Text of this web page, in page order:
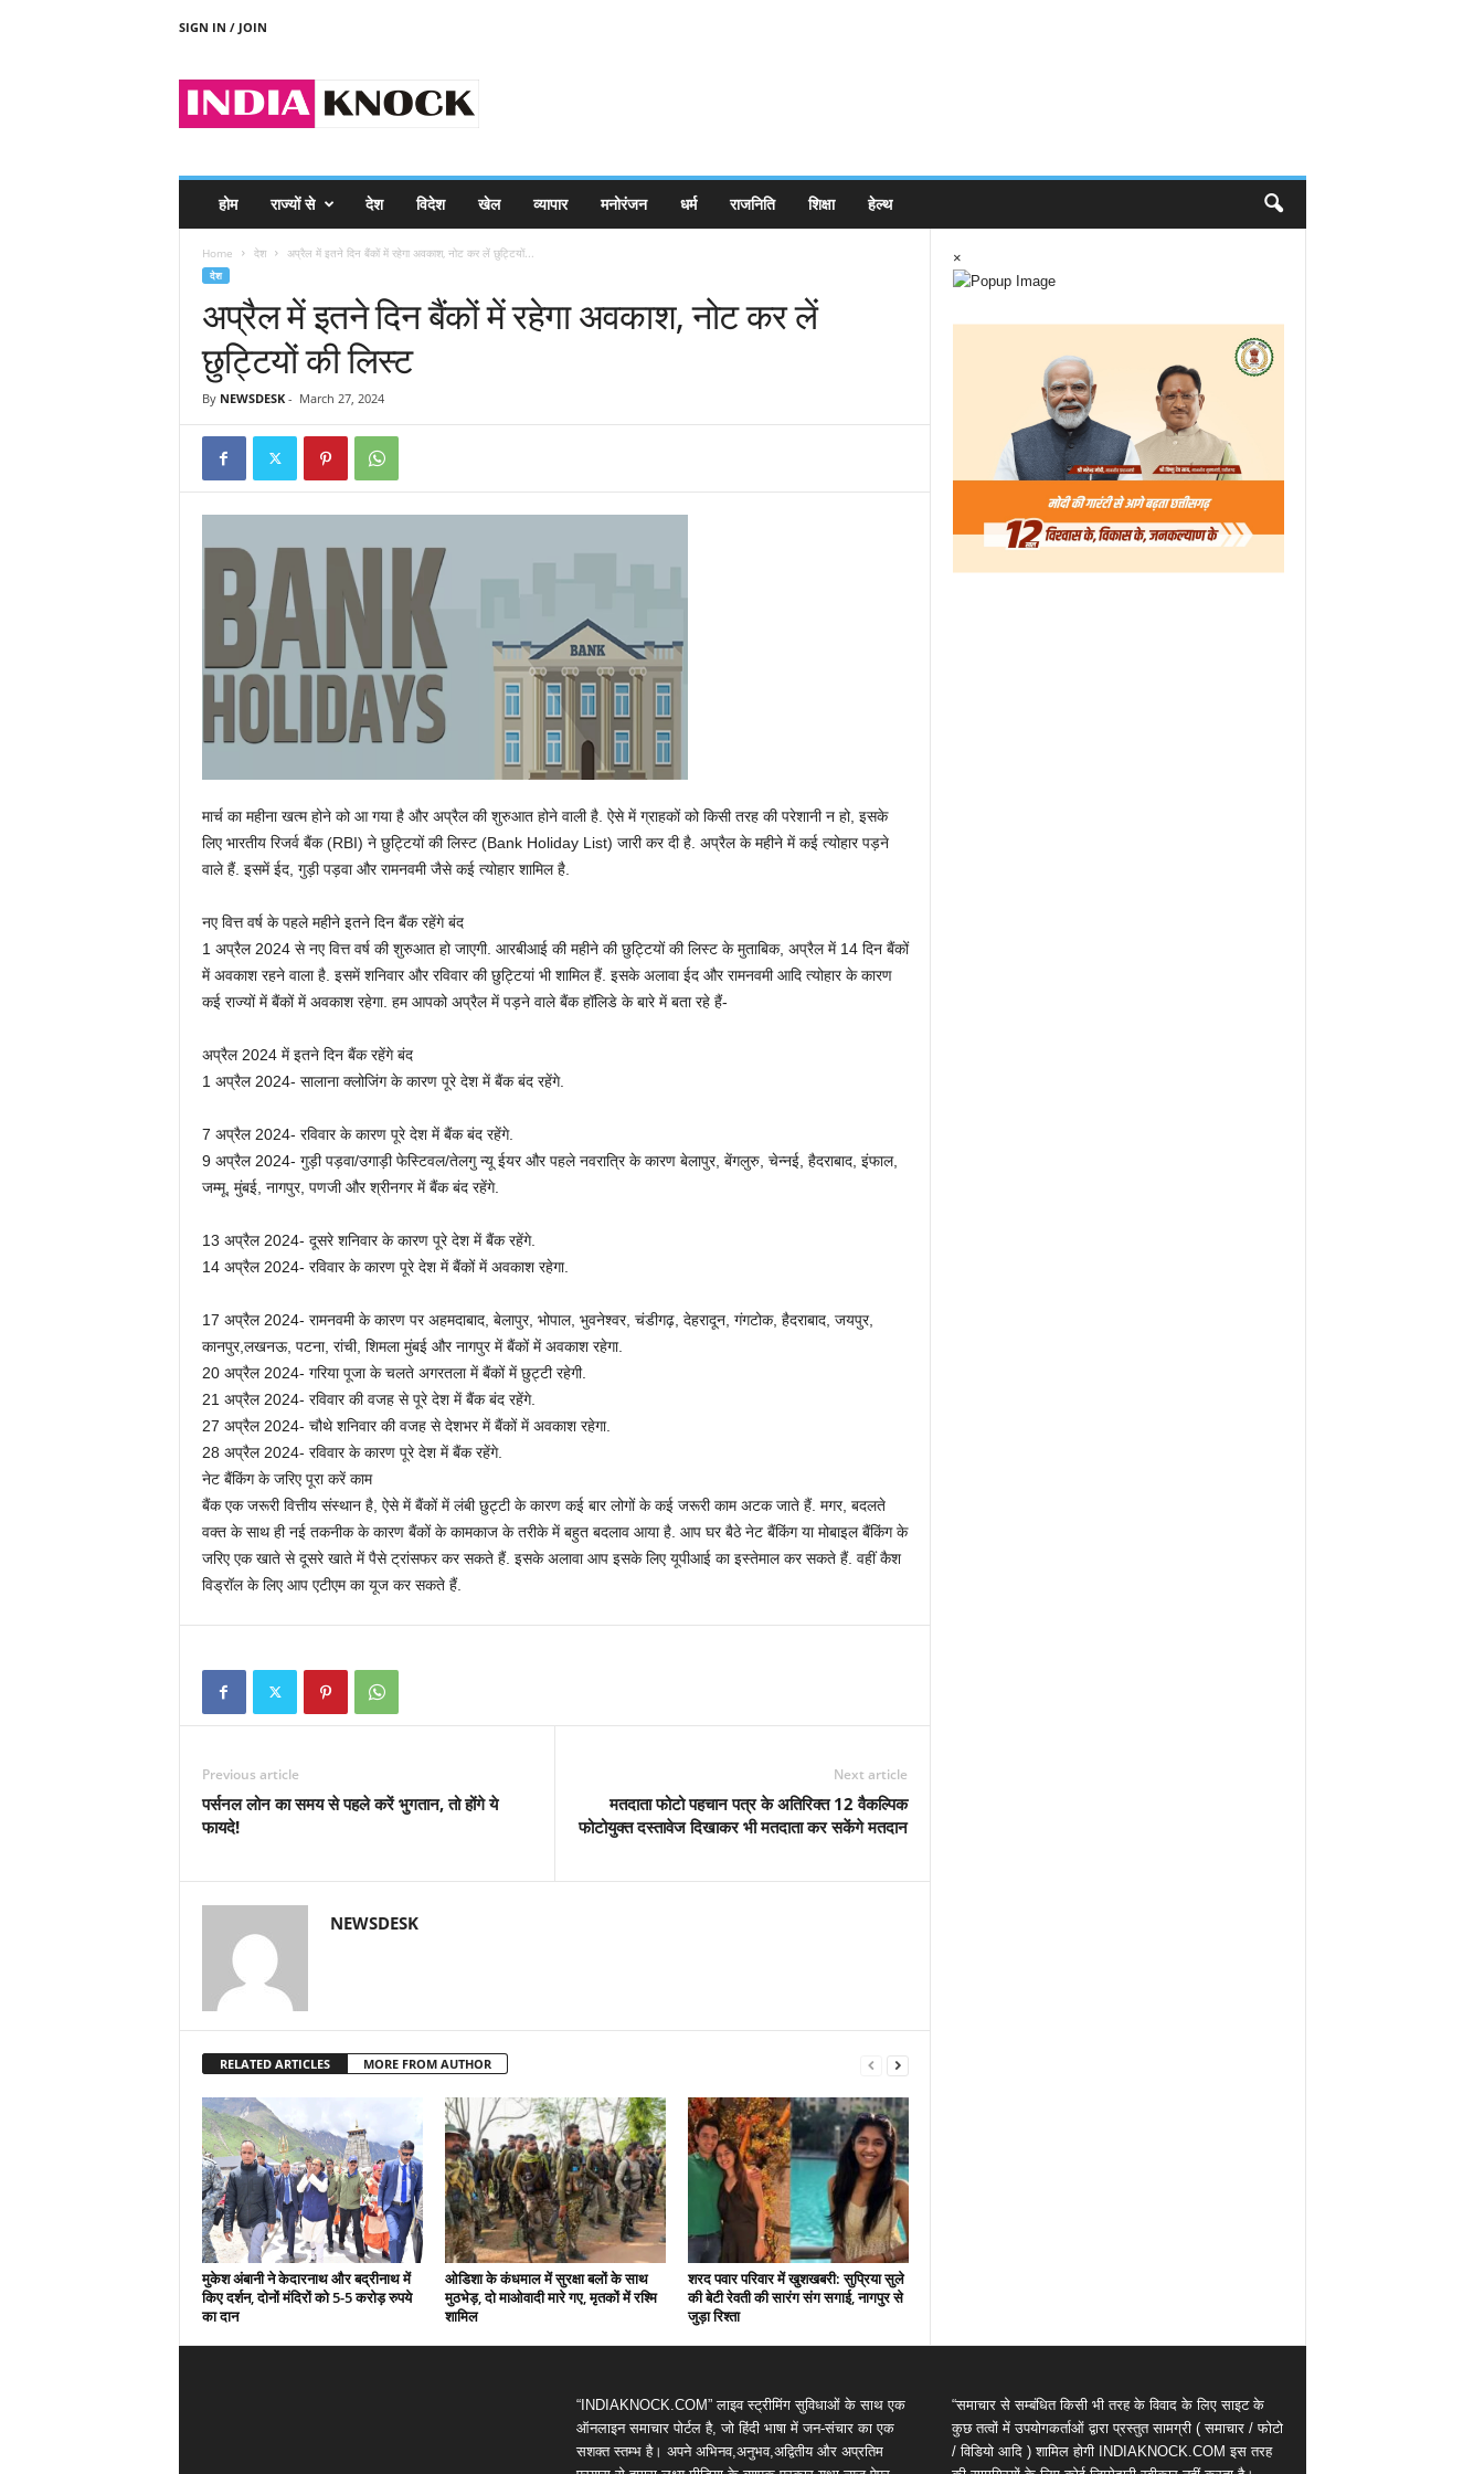
SIGN IN / JOIN
होम राज्यों से देश विदेश खेल व्यापार मनोरंजन धर्म राजनिति शिक्षा हेल्थ
Home देश अप्रैल में इतने दिन बैंकों में रहेगा अवकाश, नोट कर लें छुट्टियों...
देश
अप्रैल में इतने दिन बैंकों में रहेगा अवकाश, नोट कर लें
छुट्टियों की लिस्ट
By NEWSDESK- March 27, 2024
मार्च का महीना खत्म होने को आ गया है और अप्रैल की शुरुआत होने वाली है. ऐसे में ग्राहकों को किसी तरह की परेशानी न हो, इसके
लिए भारतीय रिजर्व बैंक (RBI) ने छुट्टियों की लिस्ट (Bank Holiday List) जारी कर दी है. अप्रैल के महीने में कई त्योहार पड़ने
वाले हैं. इसमें ईद, गुड़ी पड़वा और रामनवमी जैसे कई त्योहार शामिल है.
नए वित्त वर्ष के पहले महीने इतने दिन बैंक रहेंगे बंद
1 अप्रैल 2024 से नए वित्त वर्ष की शुरुआत हो जाएगी. आरबीआई की महीने की छुट्टियों की लिस्ट के मुताबिक, अप्रैल में 14 दिन बैंकों
में अवकाश रहने वाला है. इसमें शनिवार और रविवार की छुट्टियां भी शामिल हैं. इसके अलावा ईद और रामनवमी आदि त्योहार के कारण
कई राज्यों में बैंकों में अवकाश रहेगा. हम आपको अप्रैल में पड़ने वाले बैंक हॉलिडे के बारे में बता रहे हैं-
अप्रैल 2024 में इतने दिन बैंक रहेंगे बंद
1 अप्रैल 2024- सालाना क्लोजिंग के कारण पूरे देश में बैंक बंद रहेंगे.
7 अप्रैल 2024- रविवार के कारण पूरे देश में बैंक बंद रहेंगे.
9 अप्रैल 2024- गुड़ी पड़वा/उगाड़ी फेस्टिवल/तेलगु न्यू ईयर और पहले नवरात्रि के कारण बेलापुर, बेंगलुरु, चेन्नई, हैदराबाद, इंफाल,
जम्मू, मुंबई, नागपुर, पणजी और श्रीनगर में बैंक बंद रहेंगे.
13 अप्रैल 2024- दूसरे शनिवार के कारण पूरे देश में बैंक रहेंगे.
14 अप्रैल 2024- रविवार के कारण पूरे देश में बैंकों में अवकाश रहेगा.
17 अप्रैल 2024- रामनवमी के कारण पर अहमदाबाद, बेलापुर, भोपाल, भुवनेश्वर, चंडीगढ़, देहरादून, गंगटोक, हैदराबाद, जयपुर,
कानपुर,लखनऊ, पटना, रांची, शिमला मुंबई और नागपुर में बैंकों में अवकाश रहेगा.
20 अप्रैल 2024- गरिया पूजा के चलते अगरतला में बैंकों में छुट्टी रहेगी.
21 अप्रैल 2024- रविवार की वजह से पूरे देश में बैंक बंद रहेंगे.
27 अप्रैल 2024- चौथे शनिवार की वजह से देशभर में बैंकों में अवकाश रहेगा.
28 अप्रैल 2024- रविवार के कारण पूरे देश में बैंक रहेंगे.
नेट बैंकिंग के जरिए पूरा करें काम
बैंक एक जरूरी वित्तीय संस्थान है, ऐसे में बैंकों में लंबी छुट्टी के कारण कई बार लोगों के कई जरूरी काम अटक जाते हैं. मगर, बदलते
वक्त के साथ ही नई तकनीक के कारण बैंकों के कामकाज के तरीके में बहुत बदलाव आया है. आप घर बैठे नेट बैंकिंग या मोबाइल बैंकिंग के
जरिए एक खाते से दूसरे खाते में पैसे ट्रांसफर कर सकते हैं. इसके अलावा आप इसके लिए यूपीआई का इस्तेमाल कर सकते हैं. वहीं कैश
विड्रॉल के लिए आप एटीएम का यूज कर सकते हैं.
Previous article
पर्सनल लोन का समय से पहले करें भुगतान, तो होंगे ये
फायदे!
Next article
मतदाता फोटो पहचान पत्र के अतिरिक्त 12 वैकल्पिक
फोटोयुक्त दस्तावेज दिखाकर भी मतदाता कर सकेंगे मतदान
NEWSDESK
RELATED ARTICLES MORE FROM AUTHOR
मुकेश अंबानी ने केदारनाथ और बद्रीनाथ में
किए दर्शन, दोनों मंदिरों को 5-5 करोड़ रुपये
का दान
ओडिशा के कंधमाल में सुरक्षा बलों के साथ
मुठभेड़, दो माओवादी मारे गए, मृतकों में रश्मि
शामिल
शरद पवार परिवार में खुशखबरी: सुप्रिया सुले
की बेटी रेवती की सारंग संग सगाई, नागपुर से
जुड़ा रिश्ता
×
“INDIAKNOCK.COM” लाइव स्ट्रीमिंग सुविधाओं के साथ एक
ऑनलाइन समाचार पोर्टल है, जो हिंदी भाषा में जन-संचार का एक
सशक्त स्तम्भ है। अपने अभिनव,अनुभव,अद्वितीय और अप्रतिम
“समाचार से सम्बंधित किसी भी तरह के विवाद के लिए साइट के
कुछ तत्वों में उपयोगकर्ताओं द्वारा प्रस्तुत सामग्री ( समाचार / फोटो
/ विडियो आदि ) शामिल होगी INDIAKNOCK.COM इस तरह